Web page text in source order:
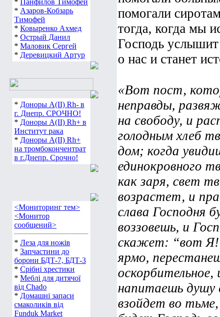
* Панфилов Тимофей
*Азаров-Кобзарь
Тимофей
* Ковыренко Ахмед
* Острый Данил
* Маловик Сергей
* Доноры А(ІІ) Rh- в
г. Днепр. СРОЧНО!
*Доноры А(ІІ) Rh+ в
Институт рака
*Доноры А(ІІ) Rh+
на тромбокончентрат
<Мониторинг тем>
<Монитор
сообщений>
* Леза для ножів
*Запчастини до
борони БДТ-7, БДТ-3
* Срібні хрестики
*Меблі для дитячої
від Chado
*Домашні запаси
смаколиків від
помогали
тогда, когда мы
Господь
о нас и станет
«Вот пост,
неправды,
на свободу, и
голодным хлеб
дом; когда
единокровного
как заря, свет
возрастет, и
слава Господня
воззовешь, и
скажет: “вот
ярмо,
напитаешь душу
взойдет во